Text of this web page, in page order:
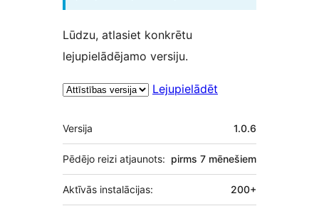
Lūdzu, atlasiet konkrētu
lejupielādējamo versiju.
Lejupielādēt
Meta
Versija 1.0.6
Pēdējo reizi atjaunots: pirms 7 mēnešiem
Aktīvās instalācijas: 200+